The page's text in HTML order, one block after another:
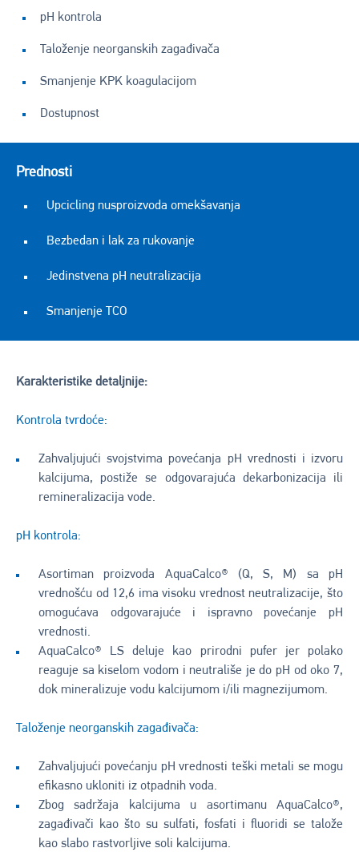
pH kontrola
Taloženje neorganskih zagađivača
Smanjenje KPK koagulacijom
Dostupnost
Prednosti
Upcicling nusproizvoda omekšavanja
Bezbedan i lak za rukovanje
Jedinstvena pH neutralizacija
Smanjenje TCO
Karakteristike detaljnije:
Kontrola tvrdoće:
Zahvaljujući svojstvima povećanja pH vrednosti i izvoru
kalcijuma, postiže se odgovarajuća dekarbonizacija ili
remineralizacija vode.
pH kontrola:
Asortiman proizvoda AquaCalco® (Q, S, M) sa pH
vrednošću od 12,6 ima visoku vrednost neutralizacije, što
omogućava odgovarajuće i ispravno povećanje pH
vrednosti.
AquaCalco® LS deluje kao prirodni pufer jer polako
reaguje sa kiselom vodom i neutrališe je do pH od oko 7,
dok mineralizuje vodu kalcijumom i/ili magnezijumom.
Taloženje neorganskih zagađivača:
Zahvaljujući povećanju pH vrednosti teški metali se mogu
efikasno ukloniti iz otpadnih voda.
Zbog sadržaja kalcijuma u ​​asortimanu AquaCalco®,
zagađivači kao što su sulfati, fosfati i fluoridi se talože
kao slabo rastvorljive soli kalcijuma.